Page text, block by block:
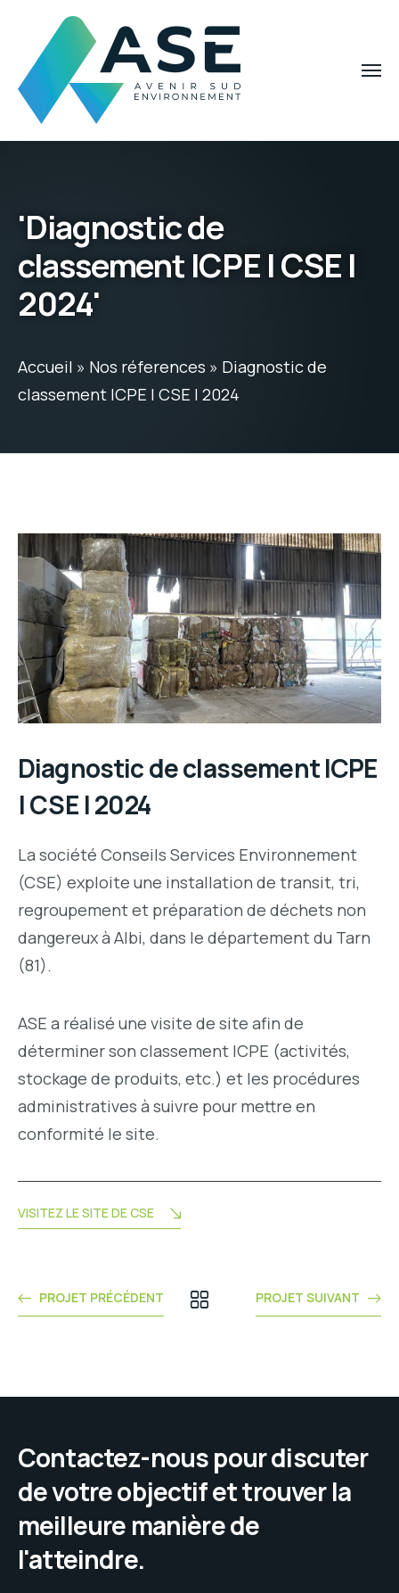
'Diagnostic de
classement ICPE | CSE |
2024'
Accueil » Nos réferences » Diagnostic de
classement ICPE | CSE | 2024
Diagnostic de classement ICPE
| CSE | 2024
La société Conseils Services Environnement
(CSE) exploite une installation de transit, tri,
regroupement et préparation de déchets non
dangereux à Albi, dans le département du Tarn
(81).
ASE a réalisé une visite de site afin de
déterminer son classement ICPE (activités,
stockage de produits, etc.) et les procédures
administratives à suivre pour mettre en
conformité le site.
VISITEZ LE SITE DE CSE
PROJET PRÉCÉDENT PROJET SUIVANT
Contactez-nous pour discuter
de votre objectif et trouver la
meilleure manière de
l'atteindre.